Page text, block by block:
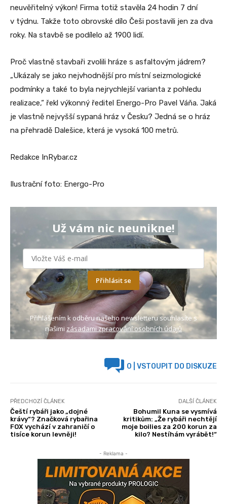
neuvěřitelný výkon! Firma totiž stavěla 24 hodin 7 dní
v týdnu. Takže toto obrovské dílo Češi postavili jen za dva
roky. Na stavbě se podílelo až 1900 lidí.
Proč vlastně stavbaři zvolili hráze s asfaltovým jádrem?
„Ukázaly se jako nejvhodnější pro místní seizmologické
podmínky a také to byla nejrychlejší varianta z pohledu
realizace,“ řekl výkonný ředitel Energo-Pro Pavel Váňa. Jaká
je vlastně nejvyšší sypaná hráz v Česku? Jedná se o hráz
na přehradě Dalešice, která je vysoká 100 metrů.
Redakce InRybar.cz
Ilustrační foto: Energo-Pro
Už vám nic neunikne!
Přihlásit se
Přihlášením k odběru našeho newsletteru souhlasíte s
našimi zásadami zpracování osobních údajů
0 | VSTOUPIT DO DISKUZE
PŘEDCHOZÍ ČLÁNEK
Čeští rybáři jako „dojné
krávy“? Značková rybařina
FOX vychází v zahraničí o
tisíce korun levněji!
DALŠÍ ČLÁNEK
Bohumil Kuna se vysmívá
kritikům: „Že rybáři nechtějí
moje boilies za 200 korun za
kilo? Nestíhám vyrábět!“
- Reklama -